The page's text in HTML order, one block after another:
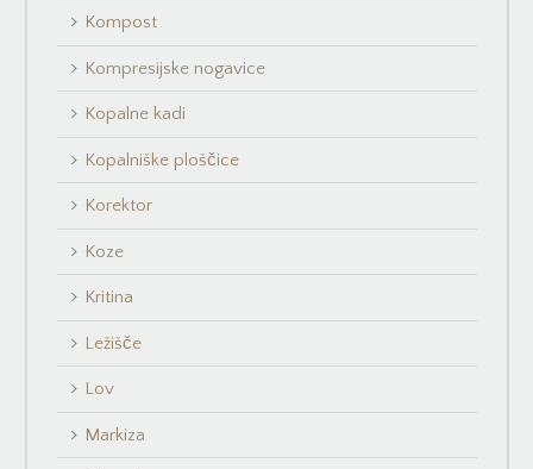
Kompost
Kompresijske nogavice
Kopalne kadi
Kopalniške ploščice
Korektor
Koze
Kritina
Ležišče
Lov
Markiza